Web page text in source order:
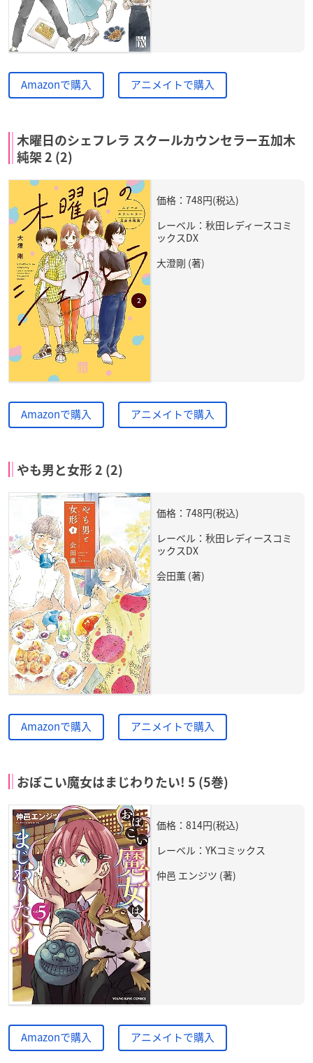
Amazonで購入 アニメイトで購入
木曜日のシェフレラ スクールカウンセラー五加木
純架 2 (2)
価格：748円(税込)
レーベル：秋田レディースコミ
ックスDX
大澄剛 (著)
Amazonで購入 アニメイトで購入
やも男と女形 2 (2)
価格：748円(税込)
レーベル：秋田レディースコミ
ックスDX
会田薫 (著)
Amazonで購入 アニメイトで購入
おぼこい魔女はまじわりたい! 5 (5巻)
価格：814円(税込)
レーベル：YKコミックス
仲邑 エンジツ (著)
Amazonで購入 アニメイトで購入